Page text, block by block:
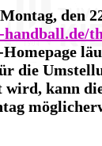
den
die
wird, kann